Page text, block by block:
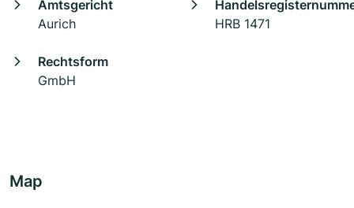
Amtsgericht
Aurich
HRB 1471
Rechtsform
GmbH
Map